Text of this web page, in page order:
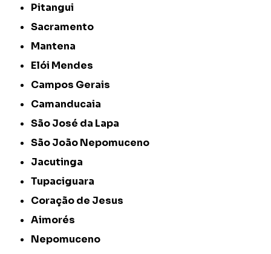
Pitangui
Sacramento
Mantena
Elói Mendes
Campos Gerais
Camanducaia
São José da Lapa
São João Nepomuceno
Jacutinga
Tupaciguara
Coração de Jesus
Aimorés
Nepomuceno